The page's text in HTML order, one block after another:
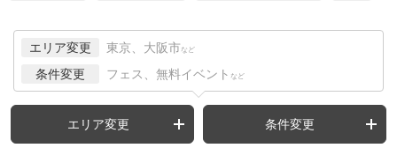
エリア変更 東京、大阪市 など
条件変更 フェス、無料イベント など
エリア変更 条件変更